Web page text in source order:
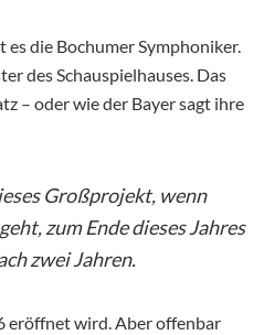
es die Bochumer Symphoniker.
des Schauspielhauses. Das
– oder wie der Bayer sagt ihre
Großprojekt, wenn
zum Ende dieses Jahres
zwei Jahren.
eröffnet wird. Aber offenbar